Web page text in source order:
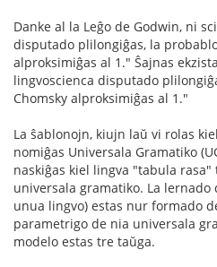
Danke al la Leĝo de Godwin, ni
disputado plilongiĝas, la
alproksimiĝas al 1." Ŝajnas
lingvoscienca disputado
Chomsky alproksimiĝas al 1."
La ŝablonojn, kiujn laŭ vi rolas
nomiĝas Universala Gramatiko
naskiĝas kiel lingva "tabula rasa"
universala gramatiko. La
unua lingvo) estas nur formado
parametrigo de nia universala
modelo estas tre taŭga.